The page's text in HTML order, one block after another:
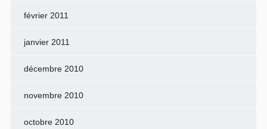
février 2011
janvier 2011
décembre 2010
novembre 2010
octobre 2010